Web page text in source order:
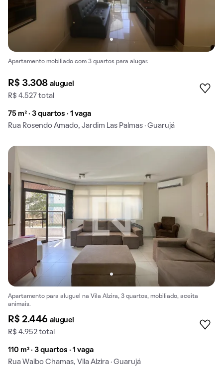
Apartamento mobiliado com 3 quartos para alugar.
R$ 3.308 aluguel
R$ 4.527 total
75 m² · 3 quartos · 1 vaga
Rua Rosendo Amado, Jardim Las Palmas · Guarujá
Apartamento para aluguel na Vila Alzira, 3 quartos, mobiliado, aceita
animais.
R$ 2.446 aluguel
R$ 4.952 total
110 m² · 3 quartos · 1 vaga
Rua Waibo Chamas, Vila Alzira · Guarujá